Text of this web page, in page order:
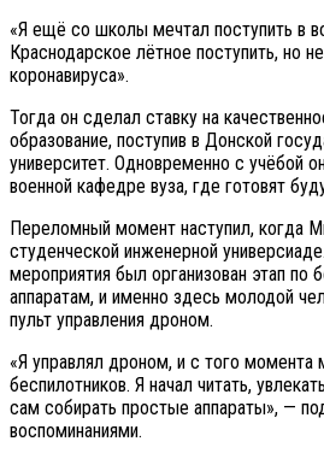
«Я ещё со школы мечтал поступить в
Краснодарское лётное поступить, но
коронавируса».
Тогда он сделал ставку на
образование, поступив в Донской
университет. Одновременно с учёбой
военной кафедре вуза, где готовят
Переломный момент наступил, когда
студенческой инженерной
мероприятия был организован этап по
аппаратам, и именно здесь молодой
пульт управления дроном.
«Я управлял дроном, и с того момента
беспилотников. Я начал читать,
сам собирать простые аппараты», —
воспоминаниями.